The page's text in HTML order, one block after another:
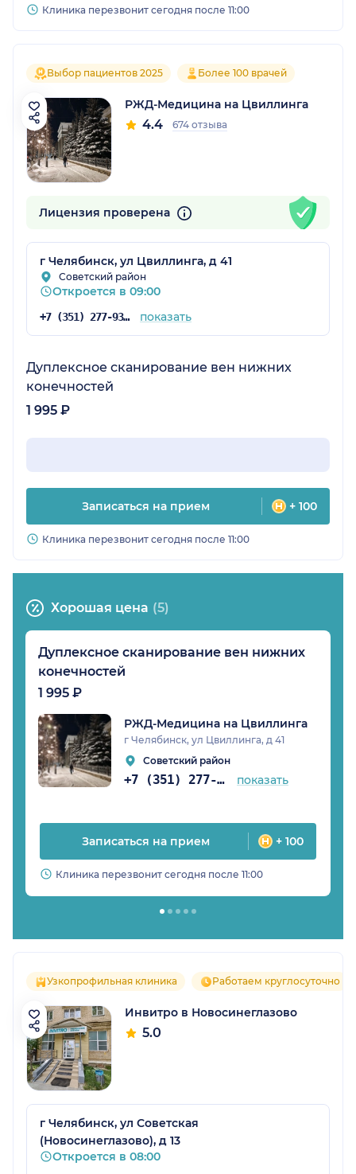
Клиника перезвонит сегодня после 11:00
Выбор пациентов 2025 Более 100 врачей
РЖД-Медицина на Цвиллинга
4.4 674 отзыва
Лицензия проверена
г Челябинск, ул Цвиллинга, д 41
Советский район
Откроется в 09:00
+7 (351) 277-93-72 показать
Дуплексное сканирование вен нижних
конечностей
1 995 ₽
Записаться на прием + 100
Клиника перезвонит сегодня после 11:00
Хорошая цена (5)
Дуплексное сканирование вен нижних
конечностей
1 995 ₽
РЖД-Медицина на Цвиллинга
г Челябинск, ул Цвиллинга, д 41
Советский район
+7 (351) 277-93-72 показать
Записаться на прием + 100
Клиника перезвонит сегодня после 11:00
Узкопрофильная клиника Работаем круглосуточно
Инвитро в Новосинеглазово
5.0
г Челябинск, ул Советская
(Новосинеглазово), д 13
Откроется в 08:00